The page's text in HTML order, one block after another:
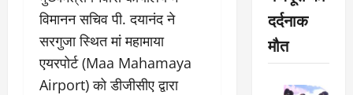
विमानन सचिव पी. दयानंद ने
सरगुजा स्थित मां महामाया
एयरपोर्ट (Maa Mahamaya
Airport) को डीजीसीए द्वारा
दर्दनाक
मौत